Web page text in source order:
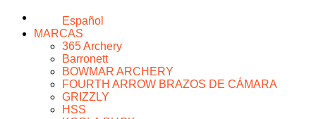
Español
MARCAS
365 Archery
Barronett
BOWMAR ARCHERY
FOURTH ARROW BRAZOS DE CÁMARA
GRIZZLY
HSS